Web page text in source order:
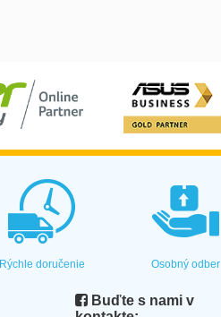
Rýchle doručenie Osobný odber
Buďte s nami v